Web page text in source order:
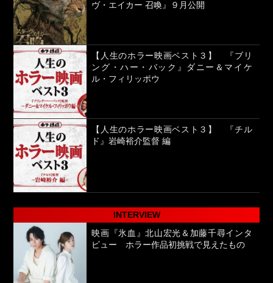
ヴ・エイカー 召喚』９月公開
【人生のホラー映画ベスト３】 『ブリ
ング・ハー・バック』ダニー＆マイケ
ル・フィリッポウ
【人生のホラー映画ベスト３】 『チル
ド』岩崎裕介監督 編
INTERVIEW
映画『氷血』北山宏光＆加藤千尋インタ
ビュー ホラー作品初挑戦で見えたもの